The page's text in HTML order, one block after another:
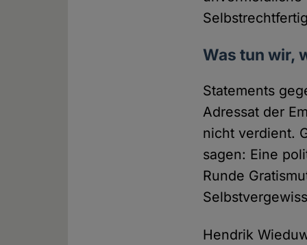
Was tun wir,
Statements
Adressat der
nicht verdient.
sagen: Eine
Runde
Hendrik